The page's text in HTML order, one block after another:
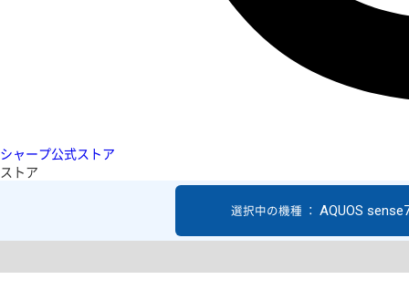
シャープ公式ストア
ストア
選択中の機種 ： AQUOS